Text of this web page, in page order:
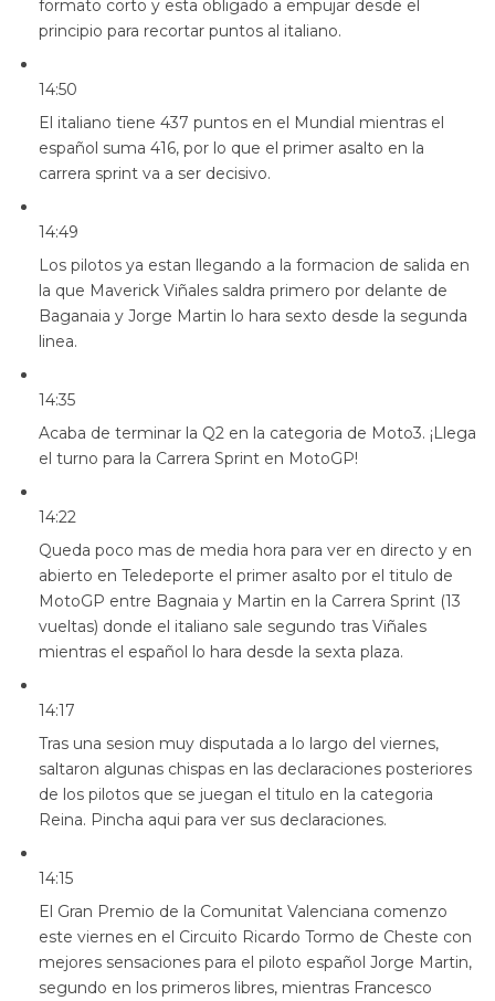
formato corto y esta obligado a empujar desde el
principio para recortar puntos al italiano.
14:50
El italiano tiene 437 puntos en el Mundial mientras el
español suma 416, por lo que el primer asalto en la
carrera sprint va a ser decisivo.
14:49
Los pilotos ya estan llegando a la formacion de salida en
la que Maverick Viñales saldra primero por delante de
Baganaia y Jorge Martin lo hara sexto desde la segunda
linea.
14:35
Acaba de terminar la Q2 en la categoria de Moto3. ¡Llega
el turno para la Carrera Sprint en MotoGP!
14:22
Queda poco mas de media hora para ver en directo y en
abierto en Teledeporte el primer asalto por el titulo de
MotoGP entre Bagnaia y Martin en la Carrera Sprint (13
vueltas) donde el italiano sale segundo tras Viñales
mientras el español lo hara desde la sexta plaza.
14:17
Tras una sesion muy disputada a lo largo del viernes,
saltaron algunas chispas en las declaraciones posteriores
de los pilotos que se juegan el titulo en la categoria
Reina. Pincha aqui para ver sus declaraciones.
14:15
El Gran Premio de la Comunitat Valenciana comenzo
este viernes en el Circuito Ricardo Tormo de Cheste con
mejores sensaciones para el piloto español Jorge Martin,
segundo en los primeros libres, mientras Francesco